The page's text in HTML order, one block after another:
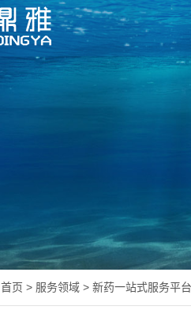
首页 > 服务领域 > 新药一站式服务平台